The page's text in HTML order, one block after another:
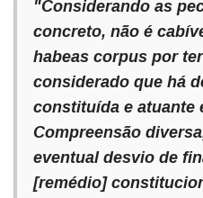
"Considerando as
concreto, não é
habeas corpus por
considerado que há
constituída e atuante
Compreensão
eventual desvio de
[remédio]